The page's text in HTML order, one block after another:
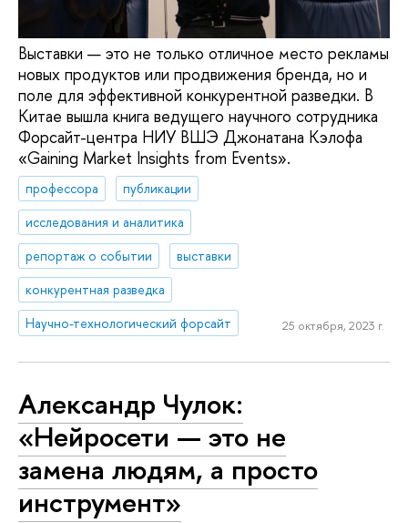
Выставки — это не только отличное место рекламы
новых продуктов или продвижения бренда, но и
поле для эффективной конкурентной разведки. В
Китае вышла книга ведущего научного сотрудника
Форсайт-центра НИУ ВШЭ Джонатана Кэлофа
«Gaining Market Insights from Events».
профессора
публикации
исследования и аналитика
репортаж о событии
выставки
конкурентная разведка
Научно-технологический форсайт
25 октября, 2023 г.
Александр Чулок:
«Нейросети — это не
замена людям, а просто
инструмент»